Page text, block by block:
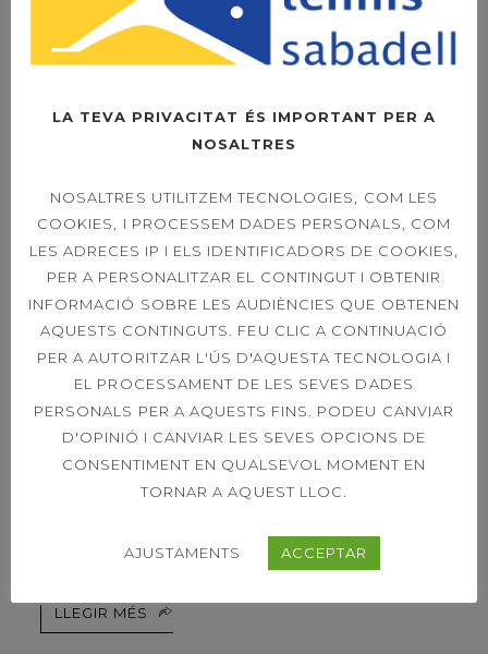
DIRIGIDES AGOST 23
HORARI AGOST
LLEGIR MÉS
14
ESPLAI ESTIU 2023
LLEGIR MÉS
LA TEVA PRIVACITAT ÉS IMPORTANT PER A
NOSALTRES
NOSALTRES UTILITZEM TECNOLOGIES, COM LES
COOKIES, I PROCESSEM DADES PERSONALS, COM
LES ADRECES IP I ELS IDENTIFICADORS DE COOKIES,
PER A PERSONALITZAR EL CONTINGUT I OBTENIR
INFORMACIÓ SOBRE LES AUDIÈNCIES QUE OBTENEN
AQUESTS CONTINGUTS. FEU CLIC A CONTINUACIÓ
PER A AUTORITZAR L'ÚS D'AQUESTA TECNOLOGIA I
EL PROCESSAMENT DE LES SEVES DADES
PERSONALS PER A AQUESTS FINS. PODEU CANVIAR
D'OPINIÓ I CANVIAR LES SEVES OPCIONS DE
CONSENTIMENT EN QUALSEVOL MOMENT EN
TORNAR A AQUEST LLOC.
AJUSTAMENTS ACCEPTAR